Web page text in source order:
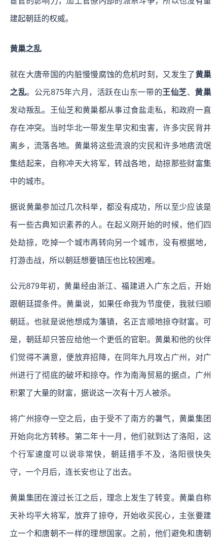
建起朝廷的权威。
黄巢之乱
就在大唐帝国的内脏慢慢腐蚀的危机时刻，又发生了黄巢
之乱。公元875年六月，活跃在山东一带的王仙芝、黄巢
发动叛乱。王仙芝和黄巢都从事过食盐走私，和政府一直
存在冲突。当时华北一带发生旱灾和虫害，许多灾民背井
离乡，流落各地。黄巢将这些流浪的灾民和许多地痞流氓
集结起来，自称冲天大将军，转战各地，劫掠那些财富集
中的城市。
据说黄巢参加过几次科举，都没有成功，所以至少应该是
有一些古典知识素养的人。在起义刚开始的时候，他们四
处劫掠，吃掉一个城市再转向另一个城市，没有根据地，
打游击战，所以朝廷想要镇压也比较困难。
公元879年初，黄巢经由浙江、福建进入广东之后，开始
跟朝廷提条件。黄巢说，如果任命我为节度使，我就归顺
朝廷。也就是说他想成为藩镇，名正言顺地掠夺财富。可
是，朝廷却只答应给他一个更低的官职。黄巢和他的伙伴
们觉得不满意，便放弃招降，在同年九月攻占广州，对广
州进行了彻底的破坏和掠夺。作为南海贸易的据点，广州
积累了大量的财富，据说这一次有十万人被杀。
将广州掠夺一空之后，由于受不了南方的暑气，黄巢集团
开始向北方转移。第二年十一月，他们就到达了洛阳，这
个行军速度可以说非常快，朝廷措手不及，洛阳很快失
守，一个月后，连长安也让了出去。
黄巢集团在渡过长江之后，理念上发生了转变。黄巢自称
天补均平大将军，放弃了掠夺，开始收买民心，主张要建
立一个和唐朝不一样的理想国家。之前，他们避免和唐朝